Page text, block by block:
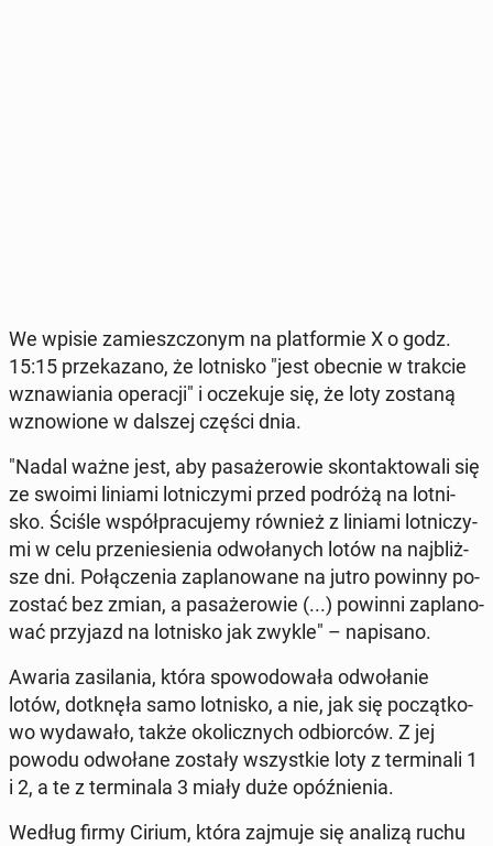
We wpisie za­miesz­czo­nym na plat­for­mie X o godz.
15:15 prze­ka­za­no, że lot­ni­sko "jest obecnie w trakcie
wzna­wia­nia ope­ra­cji" i ocze­ku­je się, że loty zostaną
wzno­wio­ne w dalszej części dnia.
"Nadal ważne jest, aby pa­sa­że­ro­wie skon­tak­to­wa­li się
ze swoimi liniami lot­ni­czy­mi przed podróżą na lot­ni­
sko. Ściśle współ­pra­cu­je­my również z liniami lot­ni­czy­
mi w celu prze­nie­sie­nia od­wo­ła­nych lotów na naj­bliż­
sze dni. Po­łą­cze­nia za­pla­no­wa­ne na jutro powinny po­
zo­stać bez zmian, a pa­sa­że­ro­wie (...) powinni za­pla­no­
wać przy­jazd na lot­ni­sko jak zwykle" – na­pi­sa­no.
Awaria za­si­la­nia, która spo­wo­do­wa­ła od­wo­ła­nie
lotów, do­tknę­ła samo lot­ni­sko, a nie, jak się po­cząt­ko­
wo wy­da­wa­ło, także oko­licz­nych od­bior­ców. Z jej
powodu od­wo­ła­ne zostały wszyst­kie loty z ter­mi­na­li 1
i 2, a te z ter­mi­na­la 3 miały duże opóź­nie­nia.
Według firmy Cirium, która zajmuje się analizą ruchu